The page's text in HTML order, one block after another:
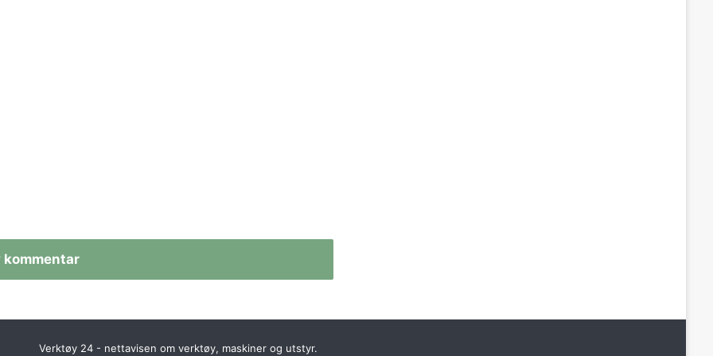
kommentar
Verktøy 24 - nettavisen om verktøy, maskiner og utstyr.